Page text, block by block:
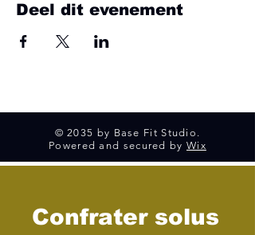
Deel dit evenement
© 2035 by Base Fit Studio.
Powered and secured by Wix
Confrater solus